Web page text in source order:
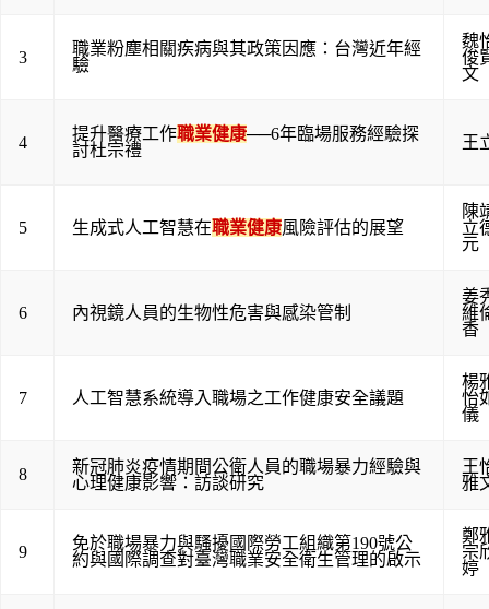
3
職業粉塵相關疾病與其政策因應：台灣近年經
驗
魏
俊
文
4 提升醫療工作職業健康──6年臨場服務經驗探
討杜宗禮
王
5 生成式人工智慧在職業健康風險評估的展望
陳
立
元
6 內視鏡人員的生物性危害與感染管制
姜
維
香
7 人工智慧系統導入職場之工作健康安全議題
楊
怡
儀
8
新冠肺炎疫情期間公衛人員的職場暴力經驗與
心理健康影響：訪談研究
王
雅
9
免於職場暴力與騷擾國際勞工組織第190號公
約與國際調查對臺灣職業安全衛生管理的啟示
鄭
宗
婷